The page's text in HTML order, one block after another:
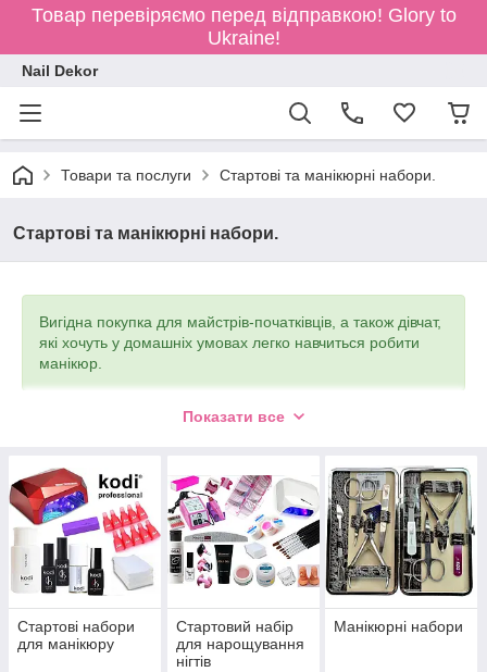
Товар перевіряємо перед відправкою! Glory to
Ukraine!
Nail Dekor
Товари та послуги Стартові та манікюрні набори.
Стартові та манікюрні набори.
Вигідна покупка для майстрів-початківців, а також дівчат,
які хочуть у домашніх умовах легко навчиться робити
манікюр.
Показати все
Стартові набори
для манікюру
Стартовий набір
для нарощування
нігтів
Манікюрні набори